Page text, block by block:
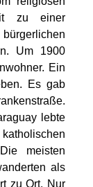
zu einer
Um 1900
Ein
Es gab
lebte
meisten
als
zu Ort. Nur